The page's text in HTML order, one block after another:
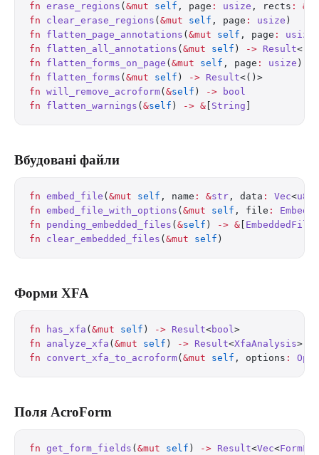
fn erase_regions ( &mut self , page : usize , rects : &
fn clear_erase_regions ( &mut self , page : usize )
fn flatten_page_annotations ( &mut self , page : usize
fn flatten_all_annotations ( &mut self ) -> Result<()>
fn flatten_forms_on_page ( &mut self , page : usize )
fn flatten_forms ( &mut self ) -> Result<()>
fn will_remove_acroform( &self ) -> bool
fn flatten_warnings ( &self ) -> & String
Вбудовані файли
fn embed_file ( &mut self , name : &str , data : Vec<u8
fn embed_file_with_options ( &mut self , file :
fn pending_embedded_files ( &self ) -> & EmbeddedFile
fn clear_embedded_files ( &mut self )
Форми XFA
fn has_xfa ( &mut self ) -> Result<bool>
fn analyze_xfa ( &mut self ) -> Result<XfaAnalysis>
fn convert_xfa_to_acroform( &mut self , options :
Поля AcroForm
fn get_form_fields ( &mut self ) -> Result<Vec<